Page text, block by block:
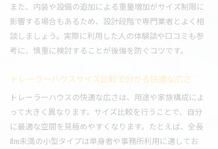
また、内装や設備の追加による重量増加がサイズ制限に
影響する場合もあるため、設計段階で専門業者とよく相
談しましょう。実際に利用した人の体験談や口コミも参
考に、慎重に検討することが後悔を防ぐコツです。
トレーラーハウスサイズ比較で分かる快適な広さ
トレーラーハウスの快適な広さは、用途や家族構成によ
って大きく異なります。サイズ比較を行うことで、自分
に最適な空間を見極めやすくなります。たとえば、全長
8m未満の小型タイプは単身者や事務所利用に適してお